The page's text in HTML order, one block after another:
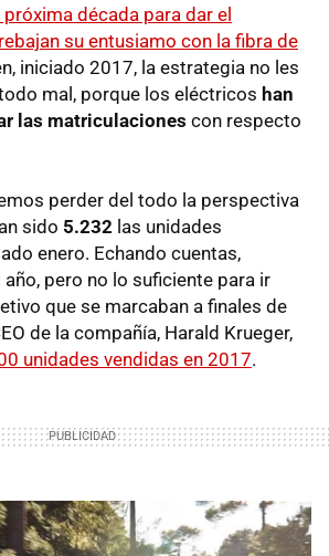
próxima década para dar el
rebajan su entusiamo con la fibra de
iniciado 2017, la estrategia no les
mal, porque los eléctricos han
las matriculaciones con respecto
perder del todo la perspectiva
sido 5.232 las unidades
enero. Echando cuentas,
pero no lo suficiente para ir
que se marcaban a finales de
de la compañía, Harald Krueger,
unidades vendidas en 2017.